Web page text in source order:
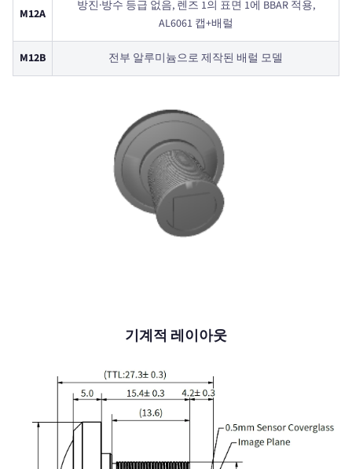
M12A
방진·방수 등급 없음, 렌즈 1의 표면 1에 BBAR 적용,
AL6061 캡+배럴
M12B 전부 알루미늄으로 제작된 배럴 모델
기계적 레이아웃